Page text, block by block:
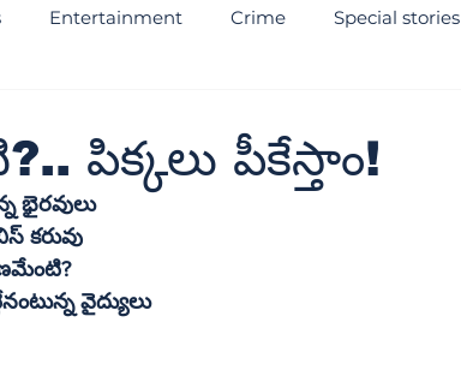
Entertainment Crime Special stories
పిక్కలు పీకేస్తాం!
భైరవులు
ప్రభుత్వాసుపత్రుల్లో యాంటీ రేబిస్‌ కరువు
వైద్యులు